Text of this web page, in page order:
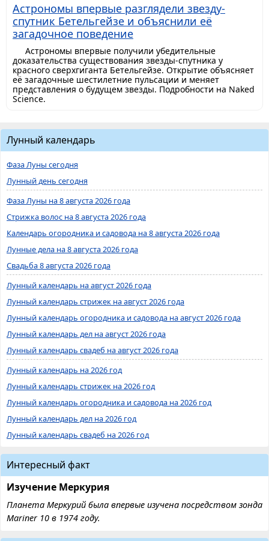
Астрономы впервые разглядели звезду-
спутник Бетельгейзе и объяснили её
загадочное поведение
Астрономы впервые получили убедительные
доказательства существования звезды-спутника у
красного сверхгиганта Бетельгейзе. Открытие объясняет
её загадочные шестилетние пульсации и меняет
представления о будущем звезды. Подробности на Naked
Science.
Лунный календарь
Фаза Луны сегодня
Лунный день сегодня
Фаза Луны на 8 августа 2026 года
Стрижка волос на 8 августа 2026 года
Календарь огородника и садовода на 8 августа 2026 года
Лунные дела на 8 августа 2026 года
Свадьба 8 августа 2026 года
Лунный календарь на август 2026 года
Лунный календарь стрижек на август 2026 года
Лунный календарь огородника и садовода на август 2026 года
Лунный календарь дел на август 2026 года
Лунный календарь свадеб на август 2026 года
Лунный календарь на 2026 год
Лунный календарь стрижек на 2026 год
Лунный календарь огородника и садовода на 2026 год
Лунный календарь дел на 2026 год
Лунный календарь свадеб на 2026 год
Интересный факт
Изучение Меркурия
Планета Меркурий была впервые изучена посредством зонда
Mariner 10 в 1974 году.